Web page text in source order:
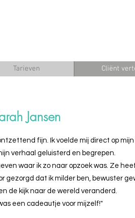
Tarieven Cliënt
Jansen
fijn. Ik voelde mij direct op
verhaal geluisterd en begrepen.
waar ik zo naar opzoek was. Ze
gezorgd dat ik milder ben, bewuster
de kijk naar de wereld veranderd.
een cadeautje voor mijzelf!"